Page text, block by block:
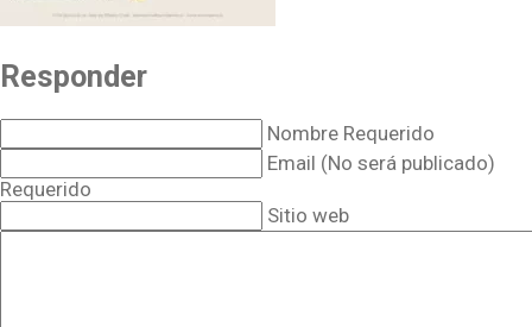
Responder
Nombre Requerido
Email (No será publicado)
Requerido
Sitio web